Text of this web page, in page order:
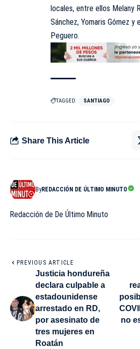
locales, entre ellos Melany
Sánchez, Yomaris Gómez y
Peguero.
TAGGED: SANTIAGO
Share This Article
ByREDACCIÓN DE ÚLTIMO MINUTO
Redacción de De Último Minuto
PREVIOUS ARTICLE
Justicia hondureña
declara culpable a
estadounidense
arrestado en RD,
por asesinato de
tres mujeres en
Roatán
no